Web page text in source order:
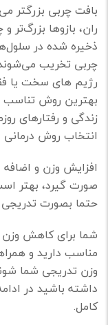
بافت چربی بزرگتر
ران، بازوها
ذخیره شده در
چربى تخریب
رژیم های سخت یا
بهترین روش تناسب
زندگی و رفتارهای
انتخاب روش
افزایش وزن و
صورت گیرد، بهتر
حتما بصورت تدریجی
شما برای کاهش وزن
مناسب دارید و
وزن تدریجی شما
داشته باشید در
کامل.